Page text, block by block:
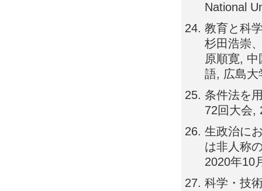
National
教育と科
杉田浩崇
原順寛,
語, 広島大
条件法を
72回大会,
生政治に
は非人称
2020年10
科学・技